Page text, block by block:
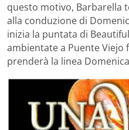
questo motivo, Barbarella
alla conduzione di
inizia la puntata di
ambientate a Puente Viejo
prenderà la linea